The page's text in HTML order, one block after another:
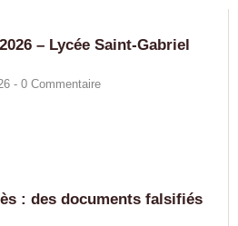
– Lycée Saint-Gabriel
- 0 Commentaire
: des documents falsifiés